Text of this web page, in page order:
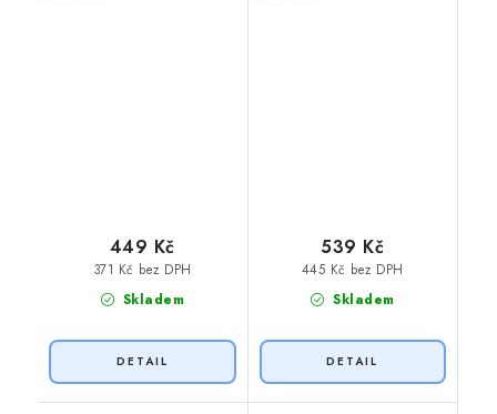
Skladem
371 Kč bez DPH
449 Kč
Skladem
445 Kč bez DPH
539 Kč